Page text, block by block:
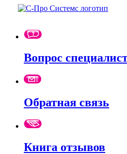
Вопрос
Обратная связь
Книга отзывов